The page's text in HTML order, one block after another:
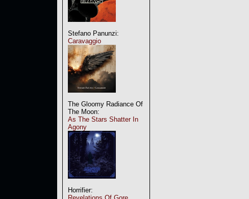
Stefano Panunzi:
Caravaggio
The Gloomy Radiance Of
The Moon:
As The Stars Shatter In
Agony
Horrifier: